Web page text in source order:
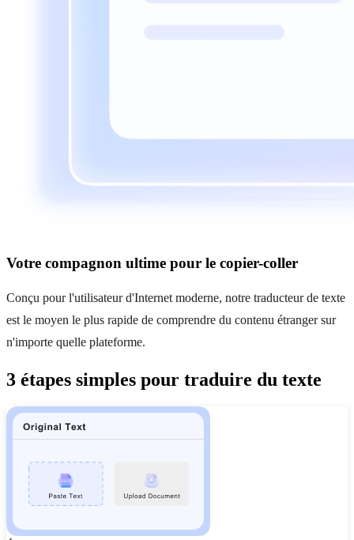
Votre compagnon ultime pour le copier-coller
Conçu pour l'utilisateur d'Internet moderne, notre traducteur de texte
est le moyen le plus rapide de comprendre du contenu étranger sur
n'importe quelle plateforme.
3 étapes simples pour traduire du texte